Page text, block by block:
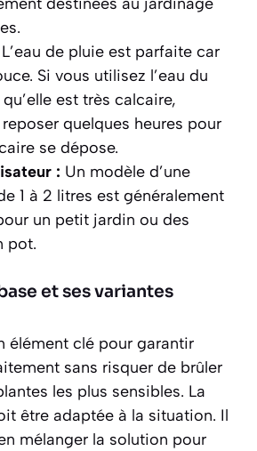
L’eau de pluie est parfaite car
Si vous utilisez l’eau du
est très calcaire,
quelques heures pour
se dépose.
: Un modèle d’une
1 à 2 litres est généralement
un petit jardin ou des
pot.
et ses variantes
élément clé pour garantir
sans risquer de brûler
les plus sensibles. La
être adaptée à la situation. Il
mélanger la solution pour